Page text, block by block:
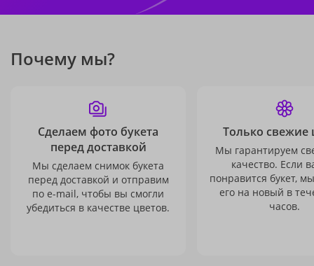
Почему мы?
Сделаем фото букета
перед доставкой
Мы сделаем снимок букета
перед доставкой и отправим
по e-mail, чтобы вы смогли
убедиться в качестве цветов.
Только свежие
Мы гарантируем
качество. Если
понравится букет,
его на новый в
часов.